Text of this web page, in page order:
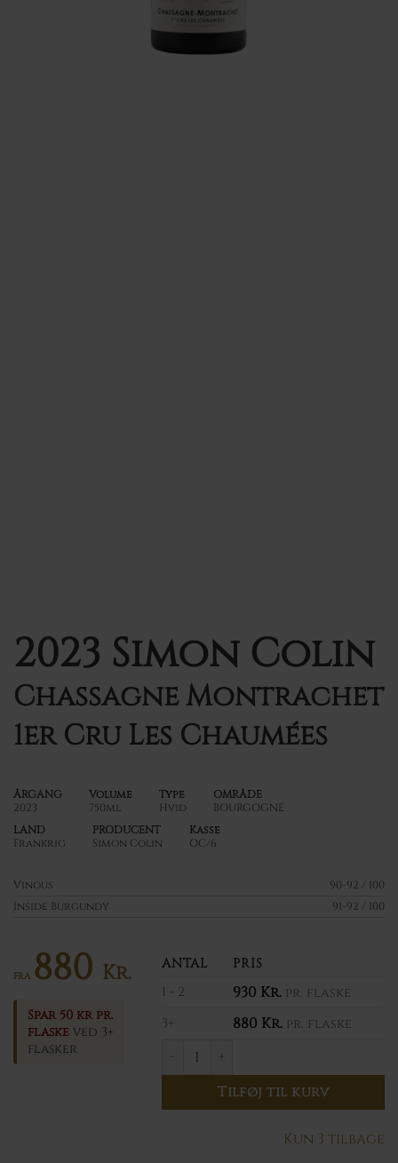
2023 Simon Colin
Chassagne Montrachet
1er Cru Les Chaumées
ÅRGANG
2023
Volume
750ml
Type
Hvid
OMRÅDE
BOURGOGNE
LAND
Frankrig
PRODUCENT
Simon Colin
Kasse
OC/6
Vinous
90-92 / 100
Inside Burgundy
91-92 / 100
FRA 880 Kr.
Spar 50 kr pr.
flaske ved 3+
flasker
Kun 3 tilbage
ANTAL
PRIS
1 - 2
930 Kr. pr. flaske
3+
880 Kr. pr. flaske
2023 Simon Colin Chassagne
Tilføj til kurv